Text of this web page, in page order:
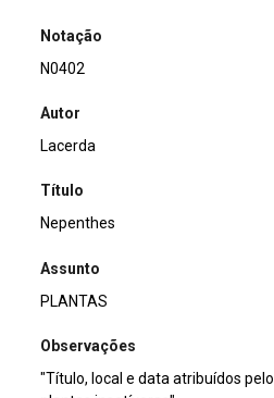
Notação
N0402
Autor
Lacerda
Título
Nepenthes
Assunto
PLANTAS
Observações
"Título, local e data atribuídos